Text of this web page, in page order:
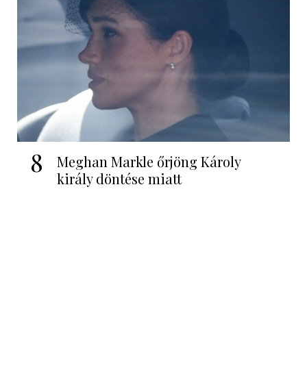
8
Meghan Markle őrjöng Károly
király döntése miatt